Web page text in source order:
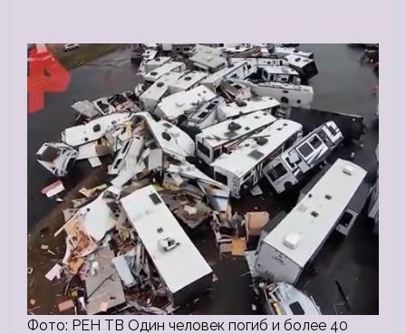
Фото: РЕН ТВ Один человек погиб и более 40